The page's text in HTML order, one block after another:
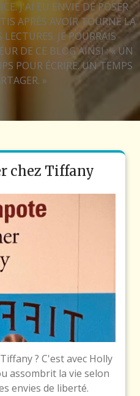
J'AI EU ENVIE DE POSER
APRÈS AVOIR TOURNÉ LA
LECTURES. JE POURRAIS
DE CE BLOG AINSI : « UN
POUR ÉCRIRE. UN TEMPS
»
chez Tiffany
? C'est avec Holly
assombrit la vie selon
envies de liberté.